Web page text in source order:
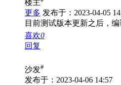
楼主
更多 发布于：2023-04-05
目前测试版本更新之后，
喜欢0
回复
沙发#
发布于：2023-04-06 14:57